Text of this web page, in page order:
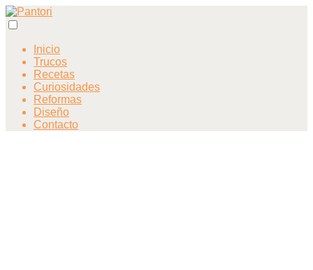
Inicio
Trucos
Recetas
Curiosidades
Reformas
Diseño
Contacto